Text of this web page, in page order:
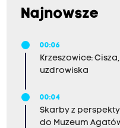
Najnowsze
00:06
Krzeszowice:
uzdrowiska
00:04
Skarby z
do Muzeum